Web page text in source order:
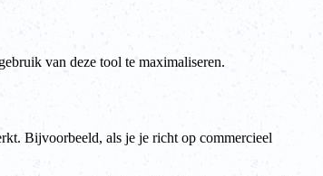
van deze tool te maximaliseren.
Bijvoorbeeld, als je je richt op commercieel